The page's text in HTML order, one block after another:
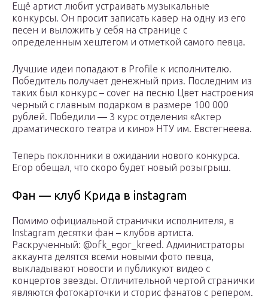
Ещё артист любит устраивать музыкальные
конкурсы. Он просит записать кавер на одну из его
песен и выложить у себя на странице с
определенным хештегом и отметкой самого певца.
Лучшие идеи попадают в Profile к исполнителю.
Победитель получает денежный приз. Последним из
таких был конкурс – cover на песню Цвет настроения
черный с главным подарком в размере 100 000
рублей. Победили — 3 курс отделения «Актер
драматического театра и кино» НТУ им. Евстегнеева.
Теперь поклонники в ожидании нового конкурса.
Егор обещал, что скоро будет новый розыгрыш.
Фан — клуб Крида в instagram
Помимо официальной странички исполнителя, в
Instagram десятки фан – клубов артиста.
Раскрученный: @ofk_egor_kreed. Администраторы
аккаунта делятся всеми новыми фото певца,
выкладывают новости и публикуют видео с
концертов звезды. Отличительной чертой странички
являются фотокарточки и сторис фанатов с репером.